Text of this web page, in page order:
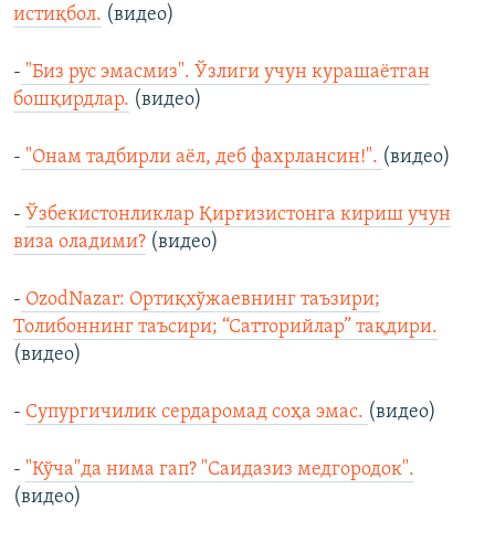
истиқбол. (видео)
- "Биз рус эмасмиз". Ўзлиги учун курашаётган
бошқирдлар. (видео)
- "Онам тадбирли аёл, деб фахрлансин!". (видео)
- Ўзбекистонликлар Қирғизистонга кириш учун
виза оладими? (видео)
- OzodNazar: Ортиқхўжаевнинг таъзири;
Толибоннинг таъсири; “Сатторийлар” тақдири.
(видео)
- Супургичилик сердаромад соҳа эмас. (видео)
- "Кўча"да нима гап? "Саидазиз медгородок".
(видео)